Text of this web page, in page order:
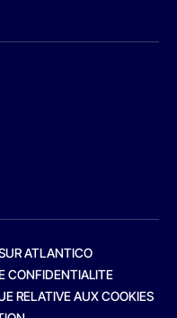
ATLANTICO
CONFIDENTIALITE
RELATIVE AUX COOKIES